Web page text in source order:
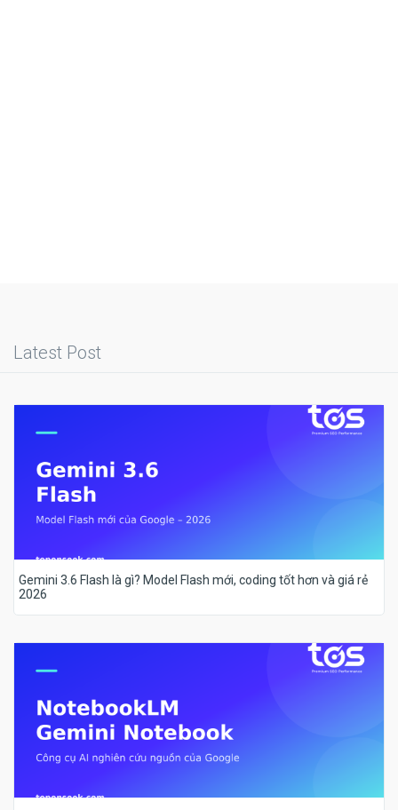
Latest Post
Gemini 3.6 Flash là gì? Model Flash mới, coding tốt hơn và giá rẻ
2026